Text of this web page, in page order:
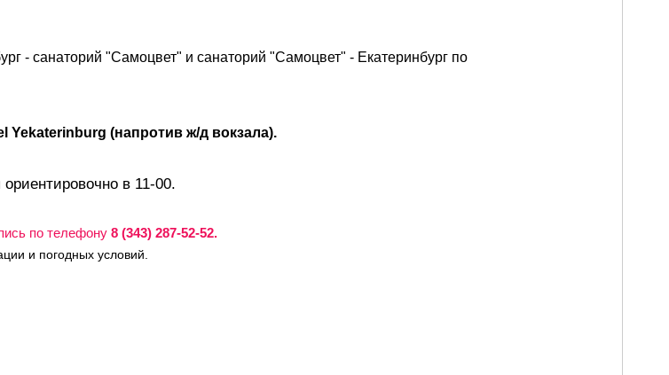
- санаторий "Самоцвет" и санаторий "Самоцвет" - Екатеринбург по
Yekaterinburg (напротив ж/д вокзала).
в 11-00.
по телефону 8 (343) 287-52-52.
и погодных условий.